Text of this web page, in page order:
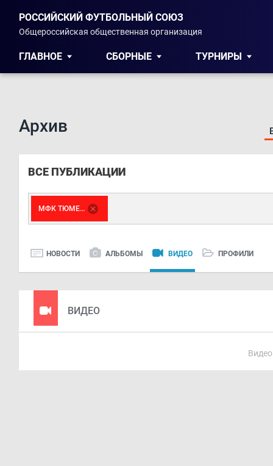
РОССИЙСКИЙ ФУТБОЛЬНЫЙ СОЮЗ
Общероссийская общественная организация
ГЛАВНОЕ СБОРНЫЕ ТУРНИРЫ
Архив
ВСЕ ПУБЛИКАЦИИ
МФК ТЮМЕНЬ
НОВОСТИ АЛЬБОМЫ ВИДЕО ПРОФИЛИ
ВИДЕО